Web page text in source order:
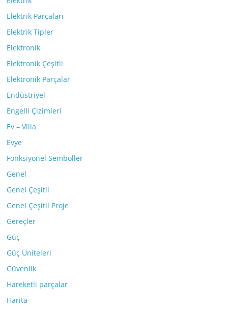
Elektrik Parçaları
Elektrik Tipler
Elektronik
Elektronik Çeşitli
Elektronik Parçalar
Endüstriyel
Engelli Çizimleri
Ev – Villa
Evye
Fonksiyonel Semboller
Genel
Genel Çeşitli
Genel Çeşitli Proje
Gereçler
Güç
Güç Üniteleri
Güvenlik
Hareketli parçalar
Harita